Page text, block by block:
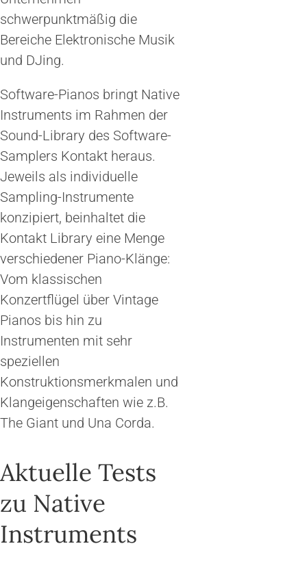
schwerpunktmäßig die
Bereiche Elektronische Musik
und DJing.
Software-Pianos bringt Native
Instruments im Rahmen der
Sound-Library des Software-
Samplers Kontakt heraus.
Jeweils als individuelle
Sampling-Instrumente
konzipiert, beinhaltet die
Kontakt Library eine Menge
verschiedener Piano-Klänge:
Vom klassischen
Konzertflügel über Vintage
Pianos bis hin zu
Instrumenten mit sehr
speziellen
Konstruktionsmerkmalen und
Klangeigenschaften wie z.B.
The Giant und Una Corda.
Aktuelle Tests
zu Native
Instruments